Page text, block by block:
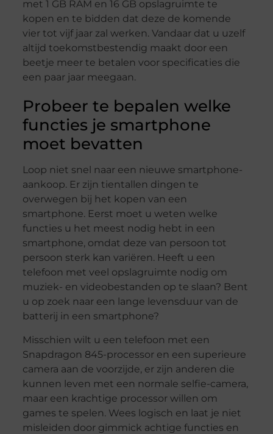
met 1 GB RAM en 16 GB opslagruimte te
kopen en te bidden dat deze de komende
vier tot vijf jaar zal werken. Vandaar dat u uzelf
altijd toekomstbestendig maakt door een
beetje meer te betalen voor specificaties die
een paar jaar meegaan.
Probeer te bepalen welke
functies je smartphone
moet bevatten
Loop niet snel naar een nieuwe smartphone-
aankoop. Er zijn tientallen dingen te
overwegen bij het kopen van een
smartphone. Eerst moet u weten welke
functies u het meest nodig hebt in een
smartphone, omdat deze van persoon tot
persoon sterk kan variëren. Heeft u een
telefoon met veel opslagruimte nodig om
muziek- en videobestanden op te slaan? Bent
u op zoek naar een lange levensduur van de
batterij in een smartphone?
Misschien wilt u een telefoon met een
Snapdragon 845-processor en een superieure
camera aan de voorzijde, er zijn anderen die
kunnen leven met een normale selfie-camera,
maar een krachtige processor willen om
games te spelen. Wees logisch en laat je niet
misleiden door gimmick achtige functies en